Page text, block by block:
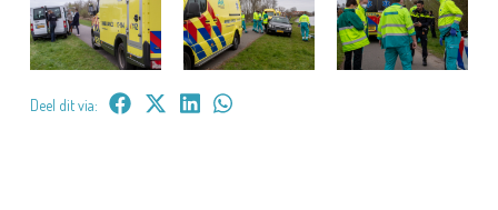
Deel dit via: